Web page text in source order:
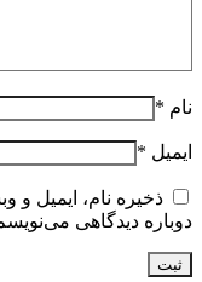
نام *
ایمیل *
ذخیره نام، ایمیل و
دوباره دیدگاهی